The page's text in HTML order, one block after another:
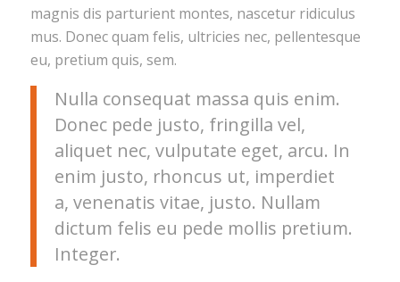
magnis dis parturient montes, nascetur ridiculus
mus. Donec quam felis, ultricies nec, pellentesque
eu, pretium quis, sem.
Nulla consequat massa quis enim.
Donec pede justo, fringilla vel,
aliquet nec, vulputate eget, arcu. In
enim justo, rhoncus ut, imperdiet
a, venenatis vitae, justo. Nullam
dictum felis eu pede mollis pretium.
Integer.